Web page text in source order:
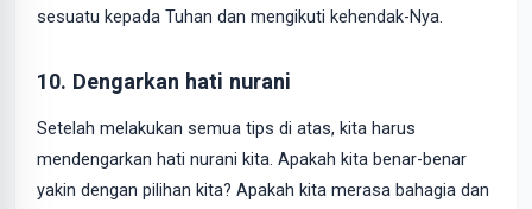
sesuatu kepada Tuhan dan mengikuti kehendak-Nya.
10. Dengarkan hati nurani
Setelah melakukan semua tips di atas, kita harus
mendengarkan hati nurani kita. Apakah kita benar-benar
yakin dengan pilihan kita? Apakah kita merasa bahagia dan